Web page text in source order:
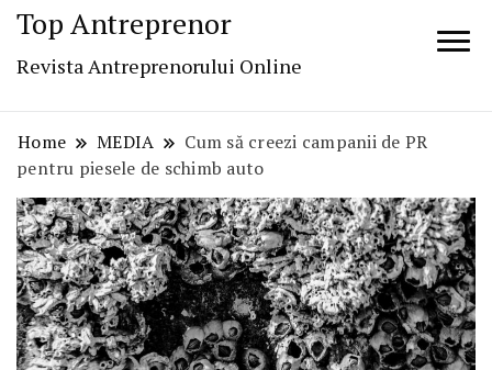
Top Antreprenor
Revista Antreprenorului Online
Home MEDIA
Cum să creezi campanii de PR
pentru piesele de schimb auto